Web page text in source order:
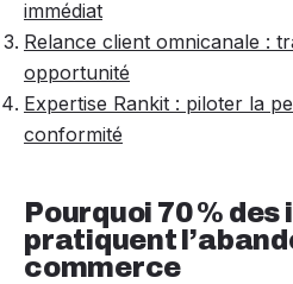
immédiat
Relance client omnicanale :
opportunité
Expertise Rankit : piloter la
conformité
Pourquoi 70 %
pratiquent
commerce